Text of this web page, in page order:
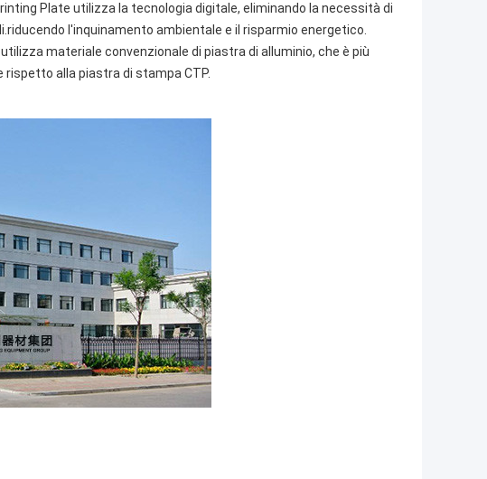
Plate utilizza la tecnologia digitale, eliminando la necessità di
l'inquinamento ambientale e il risparmio energetico.
materiale convenzionale di piastra di alluminio, che è più
alla piastra di stampa CTP.